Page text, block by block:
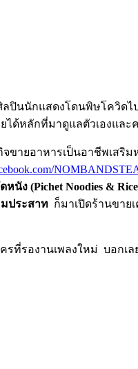
ลปินนักแสดงโดนพิษโควิด
ด้หลักที่มาดูแลตัวเองแล
ายอาหารเป็นอาชีพเสริม
หนัง (Pichet Noodies &
ประสาท ก็มาเปิดร้านขายเ
านเพลงใหม่ บอกเลยเ